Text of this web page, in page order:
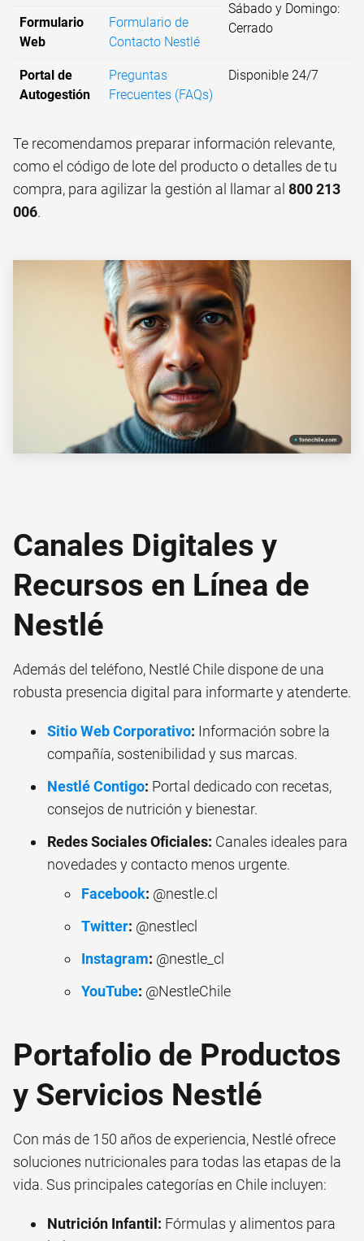
Sábado y Domingo:
Cerrado
Formulario
Web
Formulario de
Contacto Nestlé
Portal de
Autogestión
Preguntas
Frecuentes (FAQs)
Disponible 24/7
Te recomendamos preparar información relevante,
como el código de lote del producto o detalles de tu
compra, para agilizar la gestión al llamar al 800 213
006.
Canales Digitales y
Recursos en Línea de
Nestlé
Además del teléfono, Nestlé Chile dispone de una
robusta presencia digital para informarte y atenderte.
Sitio Web Corporativo: Información sobre la
compañía, sostenibilidad y sus marcas.
Nestlé Contigo: Portal dedicado con recetas,
consejos de nutrición y bienestar.
Redes Sociales Oficiales: Canales ideales para
novedades y contacto menos urgente.
Facebook: @nestle.cl
Twitter: @nestlecl
Instagram: @nestle_cl
YouTube: @NestleChile
Portafolio de Productos
y Servicios Nestlé
Con más de 150 años de experiencia, Nestlé ofrece
soluciones nutricionales para todas las etapas de la
vida. Sus principales categorías en Chile incluyen:
Nutrición Infantil: Fórmulas y alimentos para